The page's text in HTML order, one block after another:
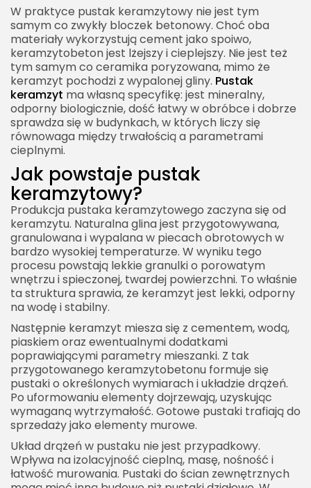
W praktyce pustak keramzytowy nie jest tym
samym co zwykły bloczek betonowy. Choć oba
materiały wykorzystują cement jako spoiwo,
keramzytobeton jest lżejszy i cieplejszy. Nie jest też
tym samym co ceramika poryzowana, mimo że
keramzyt pochodzi z wypalonej gliny. Pustak
keramzyt ma własną specyfikę: jest mineralny,
odporny biologicznie, dość łatwy w obróbce i dobrze
sprawdza się w budynkach, w których liczy się
równowaga między trwałością a parametrami
cieplnymi.
Jak powstaje pustak
keramzytowy?
Produkcja pustaka keramzytowego zaczyna się od
keramzytu. Naturalna glina jest przygotowywana,
granulowana i wypalana w piecach obrotowych w
bardzo wysokiej temperaturze. W wyniku tego
procesu powstają lekkie granulki o porowatym
wnętrzu i spieczonej, twardej powierzchni. To właśnie
ta struktura sprawia, że keramzyt jest lekki, odporny
na wodę i stabilny.
Następnie keramzyt miesza się z cementem, wodą,
piaskiem oraz ewentualnymi dodatkami
poprawiającymi parametry mieszanki. Z tak
przygotowanego keramzytobetonu formuje się
pustaki o określonych wymiarach i układzie drążeń.
Po uformowaniu elementy dojrzewają, uzyskując
wymaganą wytrzymałość. Gotowe pustaki trafiają do
sprzedaży jako elementy murowe.
Układ drążeń w pustaku nie jest przypadkowy.
Wpływa na izolacyjność cieplną, masę, nośność i
łatwość murowania. Pustaki do ścian zewnętrznych
Pustak keramzyt w budowie parterówki
Pustak keramzyt w domu piętrowym
Pustak keramzyt a rozbudowa domu
Pustak keramzyt a remont starego budynku
Pustak keramzyt a mikroklimat wnętrz
Pustak keramzyt a sezonowanie budynku
Pustak keramzyt a warunki zimowe
Pustak keramzyt a upały na budowie
Pustak keramzyt a błędy wykonawcze
Jak wybrać dobre pustaki keramzytowe?
Pustak keramzyt a projekt domu
Pustak keramzyt a wymagania energetyczne
Pustak keramzyt a paroizolacja i
paroprzepuszczalność
Pustak keramzyt a szczelność powietrzna
Pustak keramzyt a dom zdrowy dla alergików
Pustak keramzyt a budowa systemem
gospodarczym
Pustak keramzyt a wybór ekipy budowlanej
Pustak keramzyt a najczęstsze mity
Kiedy pustak keramzyt będzie szczególnie
dobrym wyborem?
Kiedy lepiej wybrać inny materiał?